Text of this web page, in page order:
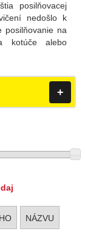
posilňovacej
nedošlo k
posilňovanie na
kotúče alebo
+
NÁZVU